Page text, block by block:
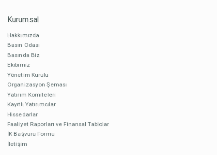
Kurumsal
Hakkımızda
Basın Odası
Basında Biz
Ekibimiz
Yönetim Kurulu
Organizasyon Şeması
Yatırım Komiteleri
Kayıtlı Yatırımcılar
Hissedarlar
Faaliyet Raporları ve Finansal Tablolar
İK Başvuru Formu
İletişim